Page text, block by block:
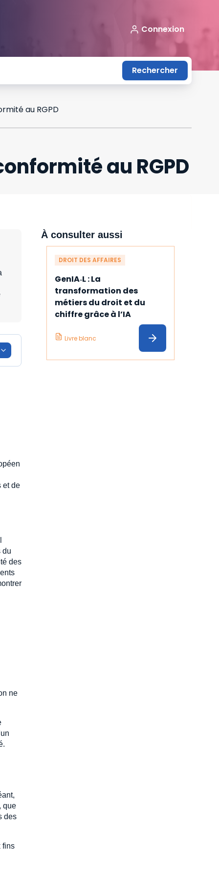
Connexion
Rechercher
au RGPD
au RGPD
et de
du
des
ne
que
des
fins
À consulter aussi
DROIT DES AFFAIRES
GenIA‑L : La
transformation des
métiers du droit et du
chiffre grâce à l’IA
Livre blanc